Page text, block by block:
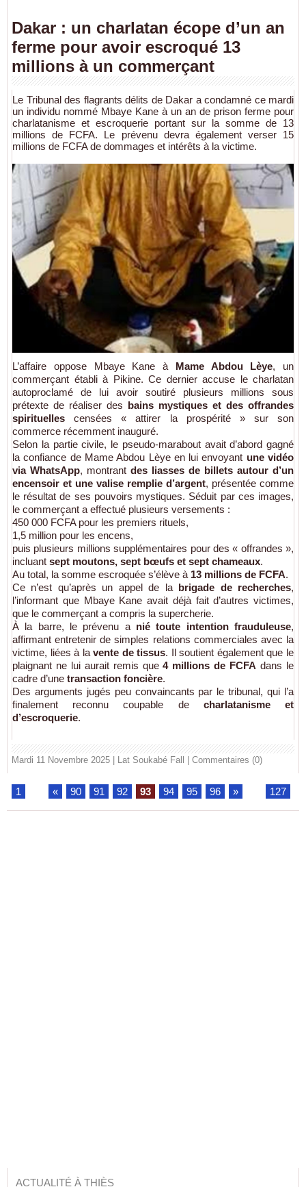
Dakar : un charlatan écope d’un an
ferme pour avoir escroqué 13
millions à un commerçant
Le Tribunal des flagrants délits de Dakar a condamné ce mardi
un individu nommé Mbaye Kane à un an de prison ferme pour
charlatanisme et escroquerie portant sur la somme de 13
millions de FCFA. Le prévenu devra également verser 15
millions de FCFA de dommages et intérêts à la victime.
L’affaire oppose Mbaye Kane à Mame Abdou Lèye, un
commerçant établi à Pikine. Ce dernier accuse le charlatan
autoproclamé de lui avoir soutiré plusieurs millions sous
prétexte de réaliser des bains mystiques et des offrandes
spirituelles censées « attirer la prospérité » sur son
commerce récemment inauguré.
Selon la partie civile, le pseudo-marabout avait d’abord gagné
la confiance de Mame Abdou Lèye en lui envoyant une vidéo
via WhatsApp, montrant des liasses de billets autour d’un
encensoir et une valise remplie d’argent, présentée comme
le résultat de ses pouvoirs mystiques. Séduit par ces images,
le commerçant a effectué plusieurs versements :
450 000 FCFA pour les premiers rituels,
​1,5 million pour les encens,
puis plusieurs millions supplémentaires pour des « offrandes »,
incluant sept moutons, sept bœufs et sept chameaux.
Au total, la somme escroquée s’élève à 13 millions de FCFA.
Ce n’est qu’après un appel de la brigade de recherches,
l’informant que Mbaye Kane avait déjà fait d’autres victimes,
que le commerçant a compris la supercherie.
À la barre, le prévenu a nié toute intention frauduleuse,
affirmant entretenir de simples relations commerciales avec la
victime, liées à lavente de tissus. Il soutient également que le
plaignant ne lui aurait remis que4 millions de FCFA dans le
cadre d’une transaction foncière.
Des arguments jugés peu convaincants par le tribunal, qui l’a
finalement reconnu coupable de charlatanisme et
d’escroquerie.
Mardi 11 Novembre 2025 | Lat Soukabé Fall Commentaires (0)
1 « 90 91 92 93 94 95 96 » 127
ACTUALITÉ À THIÈS